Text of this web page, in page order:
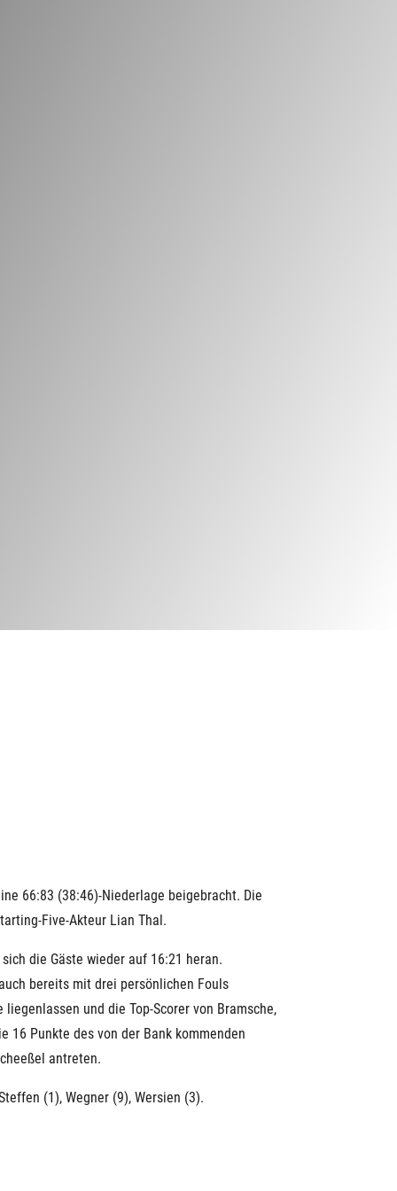
66:83 (38:46)-Niederlage beigebracht. Die
Five-Akteur Lian Thal.
die Gäste wieder auf 16:21 heran.
bereits mit drei persönlichen Fouls
und die Top-Scorer von Bramsche,
16 Punkte des von der Bank kommenden
antreten.
(1), Wegner (9), Wersien (3).